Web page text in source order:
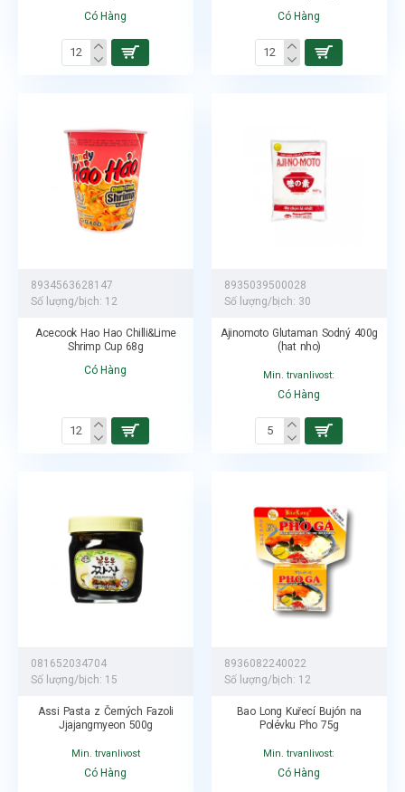
Có Hàng
Có Hàng
8934563628147
Số lượng/bịch: 12
Acecook Hao Hao Chilli&Lime
Shrimp Cup 68g
Có Hàng
8935039500028
Số lượng/bịch: 30
Ajinomoto Glutaman Sodný 400g
(hat nho)
Min. trvanlivost:
Có Hàng
081652034704
Số lượng/bịch: 15
Assi Pasta z Černých Fazoli
Jjajangmyeon 500g
Min. trvanlivost
Có Hàng
8936082240022
Số lượng/bịch: 12
Bao Long Kuřecí Bujón na
Polévku Pho 75g
Min. trvanlivost:
Có Hàng